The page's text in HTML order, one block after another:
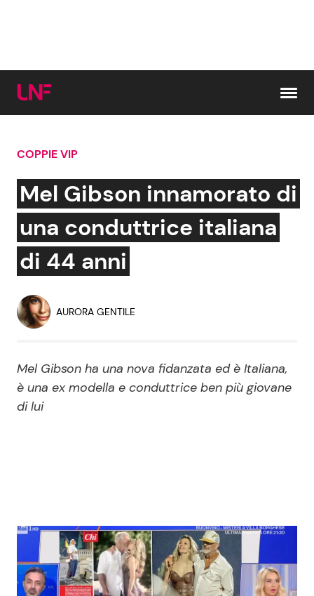
Cerca:
News e Cronaca
Attualità Italiana
Economia
Persone Scomparse
Politica
Gossip e TV
Bellezze VIP
Programmi TV
News Cinema
News Musica
News dal mondo
COPPIE VIP
Mel Gibson innamorato di
una conduttrice italiana
di 44 anni
AURORA GENTILE
Mel Gibson ha una nova fidanzata ed è Italiana,
è una ex modella e conduttrice ben più giovane
di lui